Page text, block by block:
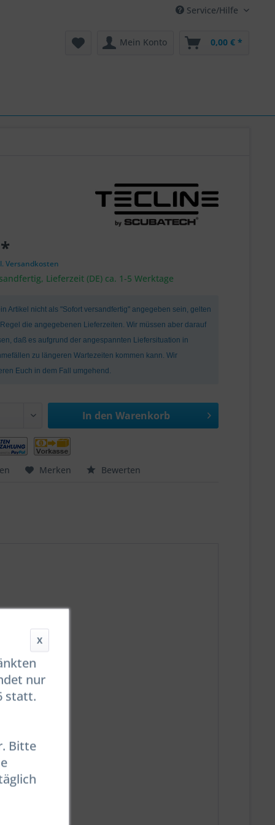
Service/Hilfe
Mein Konto 0,00 € *
Versandkosten
Lieferzeit (DE) ca. 1-5 Werktage
Artikel nicht als "Sofort versandfertig" angegeben sein, gelten
die angegebenen Lieferzeiten. Wir müssen aber darauf
daß es aufgrund der angespannten Liefersituation in
zu längeren Wartezeiten kommen kann. Wir
Euch in dem Fall umgehend.
In den Warenkorb
Merken Bewerten
X
nur
statt.
Bitte